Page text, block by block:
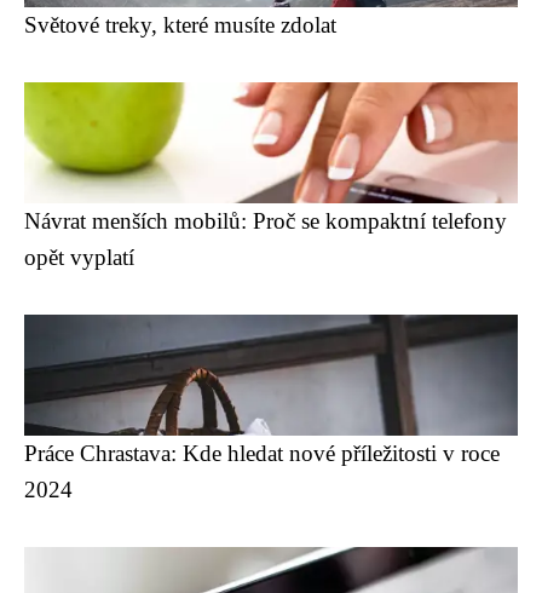
Světové treky, které musíte zdolat
Návrat menších mobilů: Proč se kompaktní telefony
opět vyplatí
Práce Chrastava: Kde hledat nové příležitosti v roce
2024